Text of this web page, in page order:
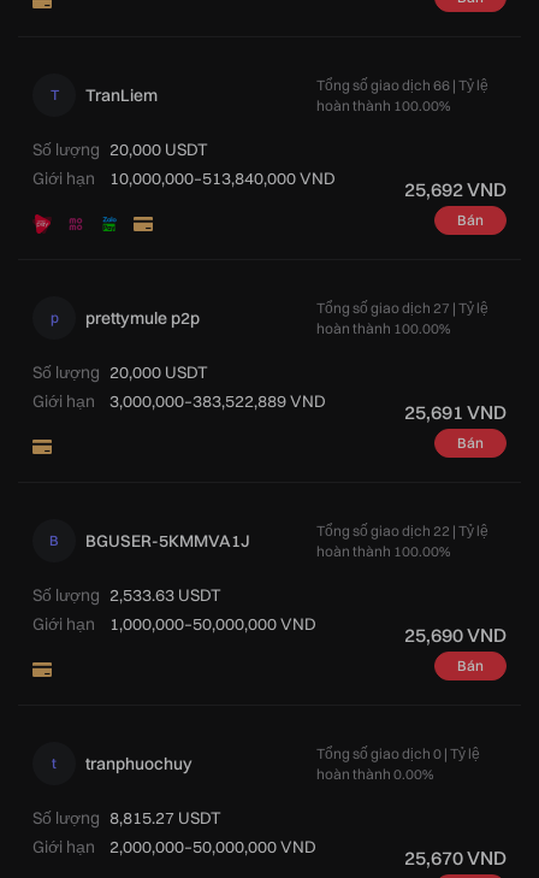
T TranLiem
Tổng số giao dịch 66 | Tỷ lệ
hoàn thành 100.00%
Số lượng
Giới hạn
20,000 USDT
10,000,000–513,840,000 VND
25,692 VND
Bán
p prettymule p2p
Tổng số giao dịch 27 | Tỷ lệ
hoàn thành 100.00%
Số lượng
Giới hạn
20,000 USDT
3,000,000–383,522,889 VND
25,691 VND
Bán
B BGUSER-5KMMVA1J
Tổng số giao dịch 22 | Tỷ lệ
hoàn thành 100.00%
Số lượng
Giới hạn
2,533.63 USDT
1,000,000–50,000,000 VND
25,690 VND
Bán
t tranphuochuy
Tổng số giao dịch 0 | Tỷ lệ
hoàn thành 0.00%
Số lượng
Giới hạn
8,815.27 USDT
2,000,000–50,000,000 VND
25,670 VND